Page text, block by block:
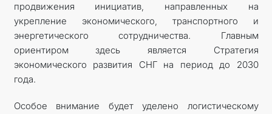
продвижения инициатив, направленных на
укрепление экономического, транспортного и
энергетического сотрудничества. Главным
ориентиром здесь является Стратегия
экономического развития СНГ на период до 2030
года.
Особое внимание будет уделено логистическому